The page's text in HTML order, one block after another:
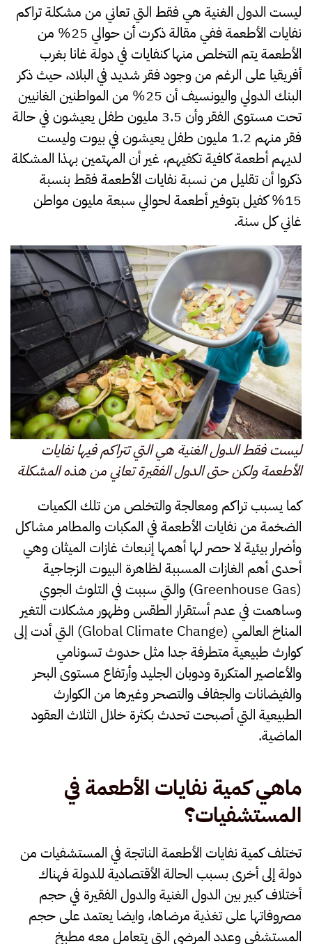
ليست الدول الغنية هي فقط التي تعاني من مشكلة تراكم
نفايات الأطعمة ففي مقالة ذكرت أن حوالي 25% من
الأطعمة يتم التخلص منها كنفايات في دولة غانا بغرب
أفريقيا على الرغم من وجود فقر شديد في البلاد، حيث ذكر
البنك الدولي واليونسيف أن 25% من المواطنين الغانيين
تحت مستوى الفقر وأن 3.5 مليون طفل يعيشون في حالة
فقر منهم 1.2 مليون طفل يعيشون في بيوت وليست
لديهم أطعمة كافية تكفيهم، غير أن المهتمين بهذا المشكلة
ذكروا أن تقليل من نسبة نفايات الأطعمة فقط بنسبة
15% كفيل بتوفير أطعمة لحوالي سبعة مليون مواطن
غاني كل سنة.
ليست فقط الدول الغنية هي التي تتراكم فيها نفايات
الأطعمة ولكن حتى الدول الفقيرة تعاني من هذه المشكلة
كما يسبب تراكم ومعالجة والتخلص من تلك الكميات
الضخمة من نفايات الأطعمة في المكبات والمطامر مشاكل
وأضرار بيئية لا حصر لها أهمها إنبعاث غازات الميثان وهي
أحدى أهم الغازات المسببة لظاهرة البيوت الزجاجية
(Greenhouse Gas) والتي سببت في التلوث الجوي
وساهمت في عدم أستقرار الطقس وظهور مشكلات التغير
المناخ العالمي (Global Climate Change) التي أدت إلى
كوارث طبيعية متطرفة جدا مثل حدوث تسونامي
والأعاصير المتكررة ودوبان الجليد وأرتفاع مستوى البحر
والفيضانات والجفاف والتصحر وغيرها من الكوارث
الطبيعية التي أصبحت تحدث بكثرة خلال الثلاث العقود
الماضية.
ماهي كمية نفايات الأطعمة في
المستشفيات؟
تختلف كمية نفايات الأطعمة الناتجة في المستشفيات من
دولة إلى أخرى بسبب الحالة الأقتصادية للدولة فهناك
أختلاف كبير بين الدول الغنية والدول الفقيرة في حجم
مصروفاتها على تغذية مرضاها، وايضا يعتمد على حجم
المستشفى وعدد المرضى التي يتعامل معه مطبخ